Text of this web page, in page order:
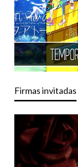
Firmas invitadas